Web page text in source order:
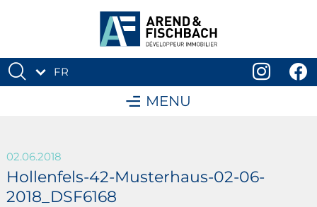
FR
MENU
02.06.2018
Hollenfels-42-Musterhaus-02-06-
2018_DSF6168